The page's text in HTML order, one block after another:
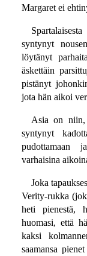
Margaret ei
syntynyt
löytänyt
äskettäin
pistänyt
jota hän aikoi
Asia on
syntynyt
pudottamaan
varhaisina
Joka
Verity-rukka
heti pienestä,
huomasi, että
kaksi
saamansa